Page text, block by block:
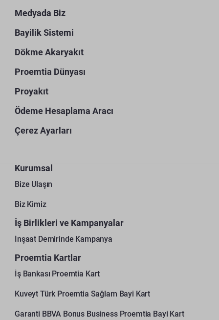
Medyada Biz
Bayilik Sistemi
Dökme Akaryakıt
Proemtia Dünyası
Proyakıt
Ödeme Hesaplama Aracı
Çerez Ayarları
Kurumsal
Bize Ulaşın
Biz Kimiz
İş Birlikleri ve Kampanyalar
İnşaat Demirinde Kampanya
Proemtia Kartlar
İş Bankası Proemtia Kart
Kuveyt Türk Proemtia Sağlam Bayi Kart
Garanti BBVA Bonus Business Proemtia Bayi Kart